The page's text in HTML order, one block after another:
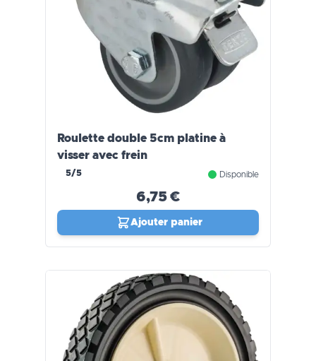
Roulette double 5cm platine à
visser avec frein
5/5 Disponible
6,75 €
Ajouter panier